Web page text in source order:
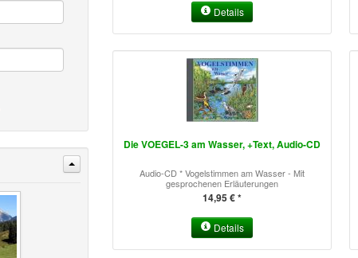
Details
Die VOEGEL-3 am Wasser, +Text, Audio-CD
Audio-CD * Vogelstimmen am Wasser - Mit
gesprochenen Erläuterungen
14,95 € *
Details